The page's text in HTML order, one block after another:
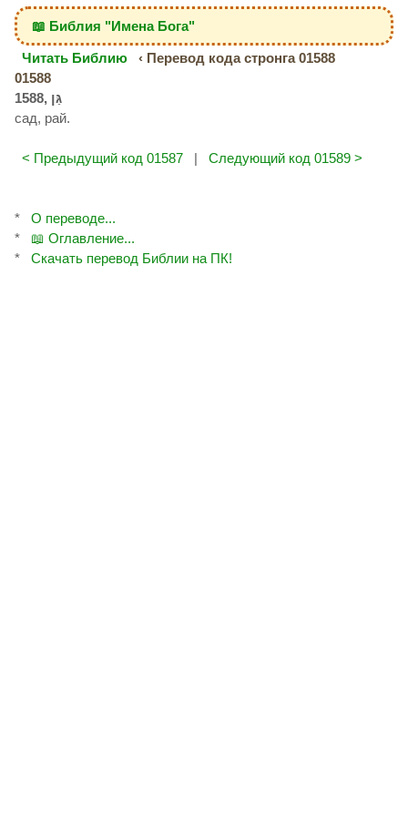
📖 Библия "Имена Бога"
Читать Библию
‹ Перевод кода стронга 01588
01588
сад, рай.
< Предыдущий код 01587 | Следующий код 01589 >
*
О переводе...
*
📖 Оглавление...
*
Скачать перевод Библии на ПК!